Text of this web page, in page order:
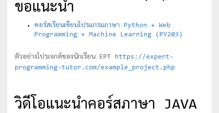
ขอแนะนำ
คอร์สเรียนเขียนโปรแกรมภาษา Python + Web
Programming + Machine Learning (PY203)
ตัวอย่างโปรเจกต์ของนักเรียน EPT
https://expert-
programming-tutor.com/example_project.php
วิดีโอแนะนำคอร์สภาษา JAVA